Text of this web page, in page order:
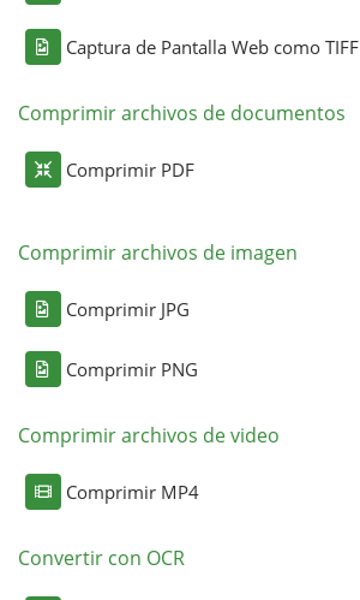
Captura de Pantalla Web como TIFF
Comprimir archivos de documentos
Comprimir PDF
Comprimir archivos de imagen
Comprimir JPG
Comprimir PNG
Comprimir archivos de video
Comprimir MP4
Convertir con OCR